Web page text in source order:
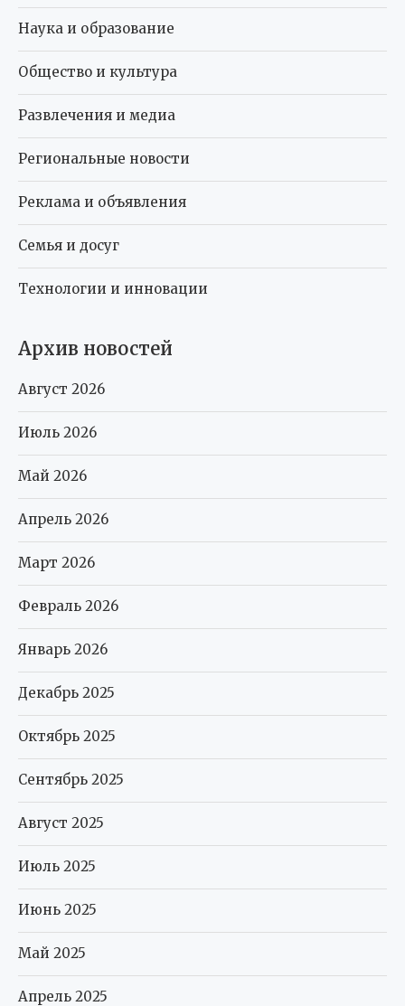
Наука и образование
Общество и культура
Развлечения и медиа
Региональные новости
Реклама и объявления
Семья и досуг
Технологии и инновации
Архив новостей
Август 2026
Июль 2026
Май 2026
Апрель 2026
Март 2026
Февраль 2026
Январь 2026
Декабрь 2025
Октябрь 2025
Сентябрь 2025
Август 2025
Июль 2025
Июнь 2025
Май 2025
Апрель 2025